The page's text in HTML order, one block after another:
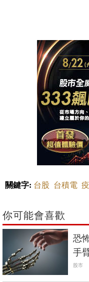
關鍵字: 台股 台積電
你可能會喜歡
恐
手
材
股市